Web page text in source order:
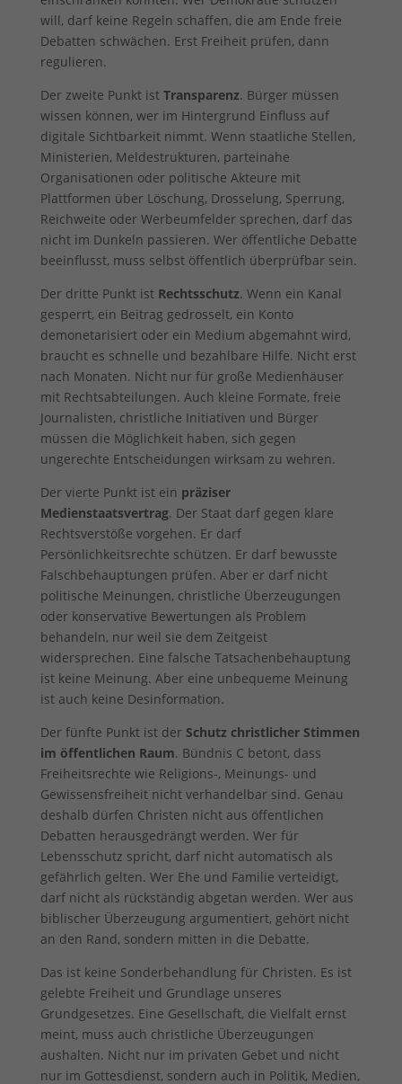
will, darf keine Regeln schaffen, die am Ende freie
Debatten schwächen. Erst Freiheit prüfen, dann
regulieren.
Der zweite Punkt ist Transparenz. Bürger müssen
wissen können, wer im Hintergrund Einfluss auf
digitale Sichtbarkeit nimmt. Wenn staatliche Stellen,
Ministerien, Meldestrukturen, parteinahe
Organisationen oder politische Akteure mit
Plattformen über Löschung, Drosselung, Sperrung,
Reichweite oder Werbeumfelder sprechen, darf das
nicht im Dunkeln passieren. Wer öffentliche Debatte
beeinflusst, muss selbst öffentlich überprüfbar sein.
Der dritte Punkt ist Rechtsschutz. Wenn ein Kanal
gesperrt, ein Beitrag gedrosselt, ein Konto
demonetarisiert oder ein Medium abgemahnt wird,
braucht es schnelle und bezahlbare Hilfe. Nicht erst
nach Monaten. Nicht nur für große Medienhäuser
mit Rechtsabteilungen. Auch kleine Formate, freie
Journalisten, christliche Initiativen und Bürger
müssen die Möglichkeit haben, sich gegen
ungerechte Entscheidungen wirksam zu wehren.
Der vierte Punkt ist ein präziser
Medienstaatsvertrag. Der Staat darf gegen klare
Rechtsverstöße vorgehen. Er darf
Persönlichkeitsrechte schützen. Er darf bewusste
Falschbehauptungen prüfen. Aber er darf nicht
politische Meinungen, christliche Überzeugungen
oder konservative Bewertungen als Problem
behandeln, nur weil sie dem Zeitgeist
widersprechen. Eine falsche Tatsachenbehauptung
ist keine Meinung. Aber eine unbequeme Meinung
ist auch keine Desinformation.
Der fünfte Punkt ist der Schutz christlicher Stimmen
im öffentlichen Raum. Bündnis C betont, dass
Freiheitsrechte wie Religions-, Meinungs- und
Gewissensfreiheit nicht verhandelbar sind. Genau
deshalb dürfen Christen nicht aus öffentlichen
Debatten herausgedrängt werden. Wer für
Lebensschutz spricht, darf nicht automatisch als
gefährlich gelten. Wer Ehe und Familie verteidigt,
darf nicht als rückständig abgetan werden. Wer aus
biblischer Überzeugung argumentiert, gehört nicht
an den Rand, sondern mitten in die Debatte.
Das ist keine Sonderbehandlung für Christen. Es ist
gelebte Freiheit und Grundlage unseres
Grundgesetzes. Eine Gesellschaft, die Vielfalt ernst
meint, muss auch christliche Überzeugungen
aushalten. Nicht nur im privaten Gebet und nicht
nur im Gottesdienst, sondern auch in Politik, Medien,